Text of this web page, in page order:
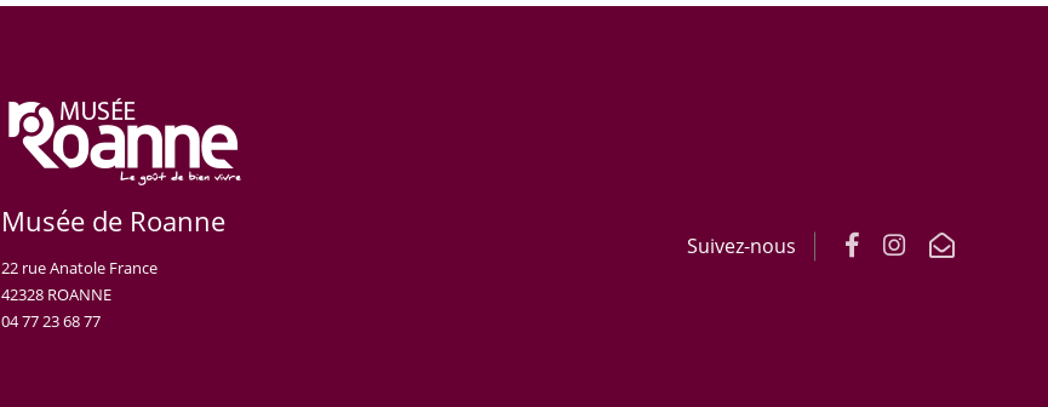
Musée de Roanne
22 rue Anatole France
42328 ROANNE
04 77 23 68 77
Suivez-nous